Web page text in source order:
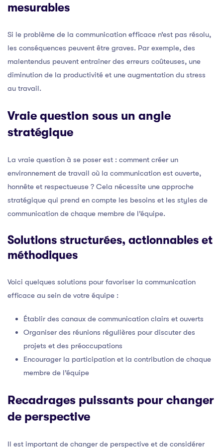
mesurables
Si le problème de la communication efficace n’est pas résolu,
les conséquences peuvent être graves. Par exemple, des
malentendus peuvent entraîner des erreurs coûteuses, une
diminution de la productivité et une augmentation du stress
au travail.
Vraie question sous un angle
stratégique
La vraie question à se poser est : comment créer un
environnement de travail où la communication est ouverte,
honnête et respectueuse ? Cela nécessite une approche
stratégique qui prend en compte les besoins et les styles de
communication de chaque membre de l’équipe.
Solutions structurées, actionnables et
méthodiques
Voici quelques solutions pour favoriser la communication
efficace au sein de votre équipe :
Établir des canaux de communication clairs et ouverts
Organiser des réunions régulières pour discuter des
projets et des préoccupations
Encourager la participation et la contribution de chaque
membre de l’équipe
Recadrages puissants pour changer
de perspective
Il est important de changer de perspective et de considérer